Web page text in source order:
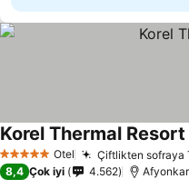
5 Yıldız Otel Çiftlikten sofraya
Korel Thermal Resort
8,4 Çok iyi 4.562